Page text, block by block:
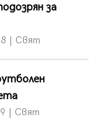
за
| Свят
| Свят